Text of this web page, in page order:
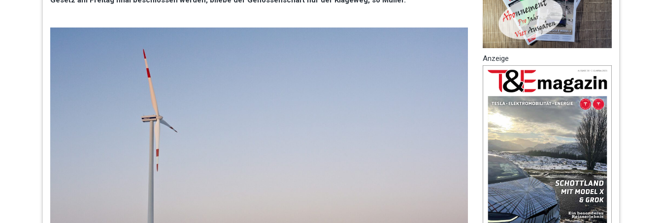
Anzeige